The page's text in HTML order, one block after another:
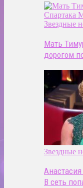
Звездные
Мать
дорогом
Звездные
В сеть